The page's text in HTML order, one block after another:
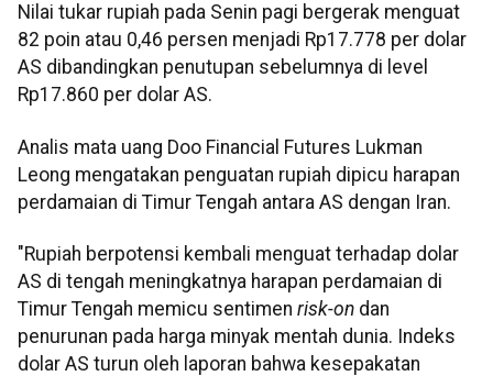
Nilai tukar rupiah pada Senin pagi bergerak menguat
82 poin atau 0,46 persen menjadi Rp17.778 per dolar
AS dibandingkan penutupan sebelumnya di level
Rp17.860 per dolar AS.
Analis mata uang Doo Financial Futures Lukman
Leong mengatakan penguatan rupiah dipicu harapan
perdamaian di Timur Tengah antara AS dengan Iran.
"Rupiah berpotensi kembali menguat terhadap dolar
AS di tengah meningkatnya harapan perdamaian di
Timur Tengah memicu sentimen risk-on dan
penurunan pada harga minyak mentah dunia. Indeks
dolar AS turun oleh laporan bahwa kesepakatan